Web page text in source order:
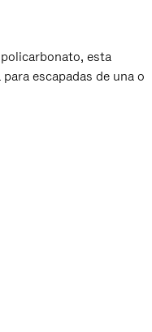
esta
escapadas de una o